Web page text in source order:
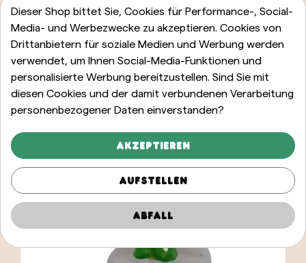
Dieser Shop bittet Sie, Cookies für Performance-, Social-
Media- und Werbezwecke zu akzeptieren. Cookies von
Drittanbietern für soziale Medien und Werbung werden
verwendet, um Ihnen Social-Media-Funktionen und
personalisierte Werbung bereitzustellen. Sind Sie mit
diesen Cookies und der damit verbundenen Verarbeitung
personenbezogener Daten einverstanden?
Akzeptieren
Aufstellen
Abfall